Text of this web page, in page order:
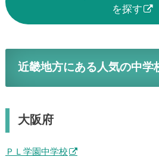
を探す
近畿地方にある人気の中学
大阪府
ＰＬ学園中学校